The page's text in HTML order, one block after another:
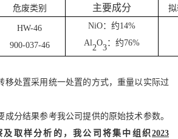
危废类别 主要成分
HW-46
900-037-46
NiO：约14%
Al2O3：约76%
移处置采用统一处置的方式，重量以实际过
成分结果参考我公司提供的原始技术参数。
及取样分析的，我公司 将集中组织2023